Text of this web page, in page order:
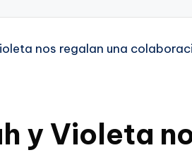
y Violeta